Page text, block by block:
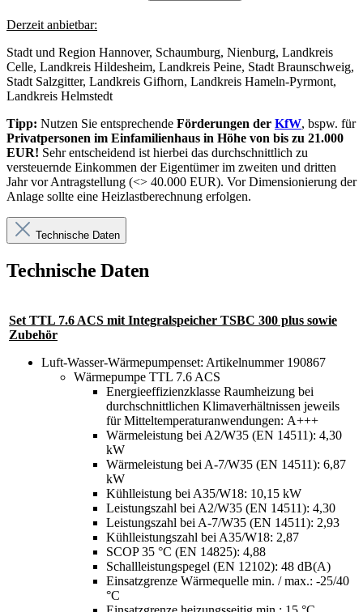
Derzeit anbietbar:
Stadt und Region Hannover, Schaumburg, Nienburg, Landkreis
Celle, Landkreis Hildesheim, Landkreis Peine, Stadt Braunschweig,
Stadt Salzgitter, Landkreis Gifhorn, Landkreis Hameln-Pyrmont,
Landkreis Helmstedt
Tipp: Nutzen Sie entsprechende Förderungen der KfW, bspw. für
Privatpersonen im Einfamilienhaus in Höhe von bis zu 21.000
EUR! Sehr entscheidend ist hierbei das durchschnittlich zu
versteuernde Einkommen der Eigentümer im zweiten und dritten
Jahr vor Antragstellung (<> 40.000 EUR). Vor Dimensionierung der
Anlage sollte eine Heizlastberechnung erfolgen.
Technische Daten
Technische Daten
Set TTL 7.6 ACS mit Integralspeicher TSBC 300 plus sowie
Zubehör
Luft-Wasser-Wärmepumpenset: Artikelnummer 190867
Wärmepumpe TTL 7.6 ACS
Energieeffizienzklasse Raumheizung bei
durchschnittlichen Klimaverhältnissen jeweils
für Mitteltemperaturanwendungen: A+++
Wärmeleistung bei A2/W35 (EN 14511): 4,30
kW
Wärmeleistung bei A-7/W35 (EN 14511): 6,87
kW
Kühlleistung bei A35/W18: 10,15 kW
Leistungszahl bei A2/W35 (EN 14511): 4,30
Leistungszahl bei A-7/W35 (EN 14511): 2,93
Kühlleistungszahl bei A35/W18: 2,87
SCOP 35 °C (EN 14825): 4,88
Schallleistungspegel (EN 12102): 48 dB(A)
Einsatzgrenze Wärmequelle min. / max.: -25/40
°C